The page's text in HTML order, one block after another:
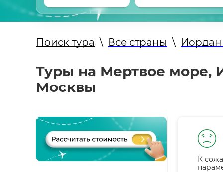
Поиск тура \ Все страны \
Туры на Мертвое море,
Москвы
К